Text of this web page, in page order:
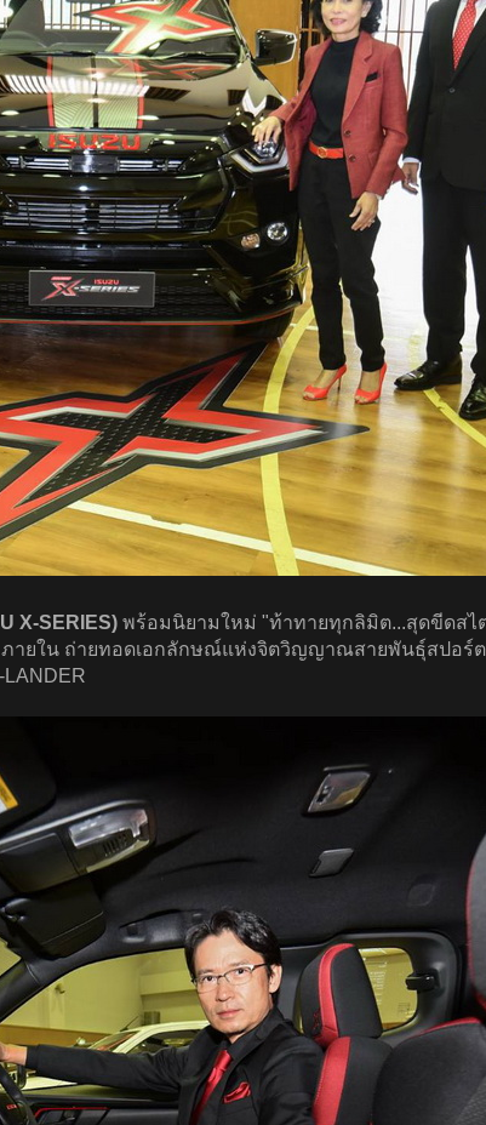
X-SERIES) พร้อมนิยามใหม่ "ท้าทายทุกลิมิต...สุดขีดสไ
ายใน ถ่ายทอดเอกลักษณ์แห่งจิตวิญญาณสายพันธุ์สปอร์ต